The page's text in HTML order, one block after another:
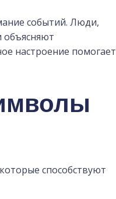
событий. Люди,
объясняют
настроение помогает
способствуют